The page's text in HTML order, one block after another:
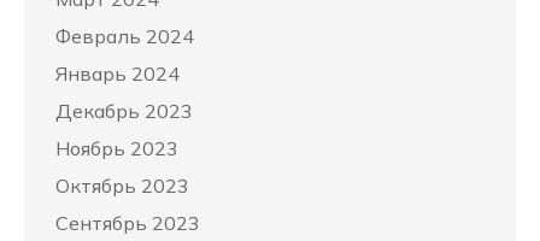
Февраль 2024
Январь 2024
Декабрь 2023
Ноябрь 2023
Октябрь 2023
Сентябрь 2023